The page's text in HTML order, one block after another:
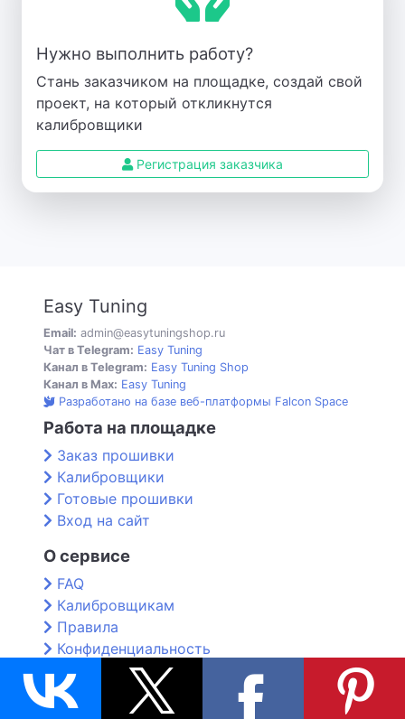
Нужно выполнить работу?
Стань заказчиком на площадке, создай свой
проект, на который откликнутся
калибровщики
Регистрация заказчика
Easy Tuning
Email: admin@easytuningshop.ru
Чат в Telegram: Easy Tuning
Канал в Telegram: Easy Tuning Shop
Канал в Max: Easy Tuning
Разработано на базе веб-платформы Falcon Space
Работа на площадке
Заказ прошивки
Калибровщики
Готовые прошивки
Вход на сайт
О сервисе
FAQ
Калибровщикам
Правила
Конфиденциальность
Контакты